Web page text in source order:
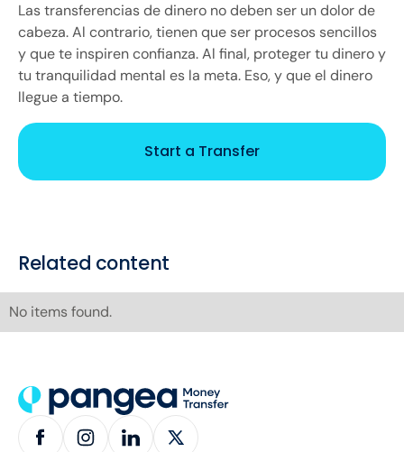
Las transferencias de dinero no deben ser un dolor de
cabeza. Al contrario, tienen que ser procesos sencillos
y que te inspiren confianza. Al final, proteger tu dinero y
tu tranquilidad mental es la meta. Eso, y que el dinero
llegue a tiempo.
Start a Transfer
Related content
No items found.